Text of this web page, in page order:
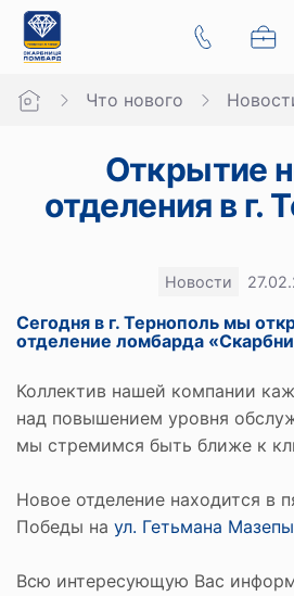
Что нового
Открытие
отделения в г.
Новости
Сегодня в г. Тернополь мы
отделение ломбарда
Коллектив нашей компании
над повышением уровня
мы стремимся быть ближе к
Новое отделение находится в
Победы на ул. Гетьмана
Всю интересующую Вас